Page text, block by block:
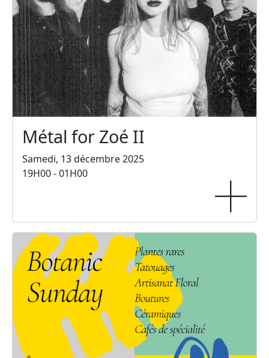
Métal for Zoé II
Samedi, 13 décembre 2025
19H00 - 01H00